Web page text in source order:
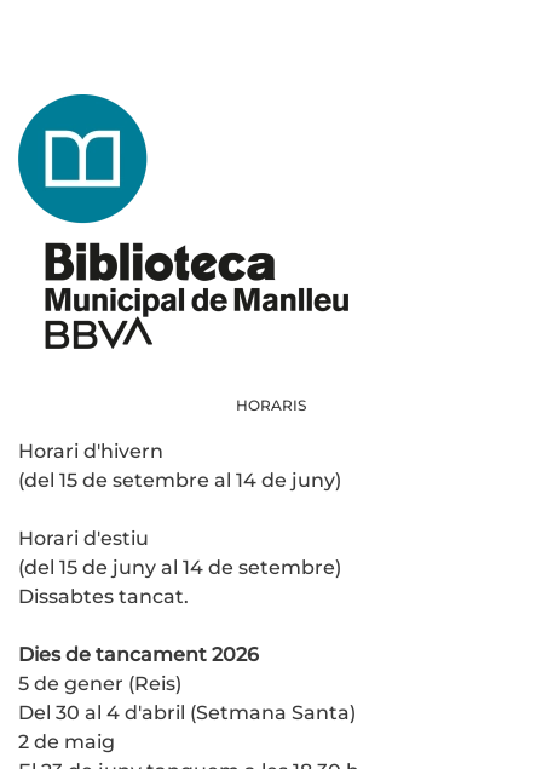
HORARIS
Horari d'hivern
(del 15 de setembre al 14 de juny)
Horari d'estiu
(del 15 de juny al 14 de setembre)
Dissabtes tancat.
Dies de tancament 2026
5 de gener (Reis)
Del 30 al 4 d'abril (Setmana Santa)
2 de maig